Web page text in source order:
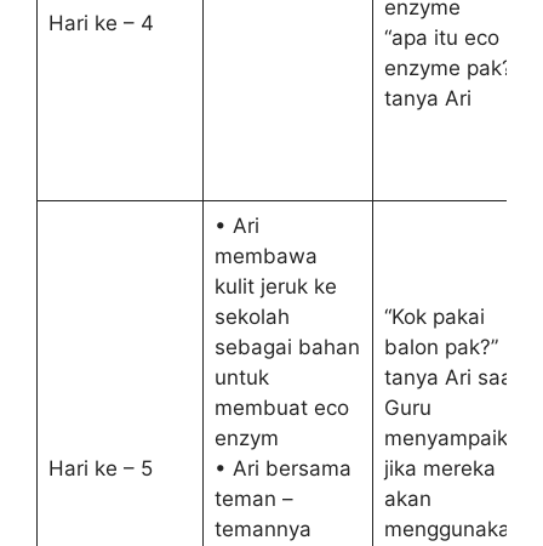
Hari ke – 4
enzyme
“apa itu eco
enzyme pak?”
tanya Ari
Hari ke – 5
• Ari
membawa
kulit jeruk ke
sekolah
sebagai bahan
untuk
membuat eco
enzym
• Ari bersama
teman –
temannya
“Kok pakai
balon pak?”
tanya Ari saat
Guru
menyampaikan
jika mereka
akan
menggunakan